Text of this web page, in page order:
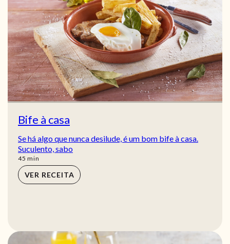
Bife à casa
Se há algo que nunca desilude, é um bom bife à casa.
Suculento, sabo
45 min
min
VER RECEITA